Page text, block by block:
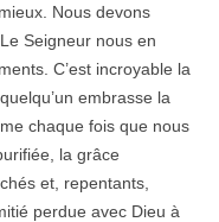
Nous devons
Seigneur nous en
C’est incroyable la
embrasse la
chaque fois que nous
la grâce
et, repentants,
perdue avec Dieu à